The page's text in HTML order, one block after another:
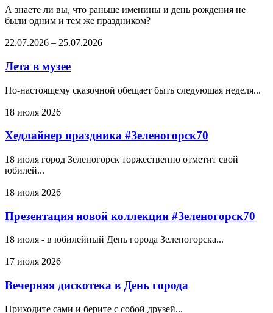
А знаете ли вы, что раньше именины и день рождения не
были одним и тем же праздником?
22.07.2026 – 25.07.2026
Лета в музее
По-настоящему сказочной обещает быть следующая неделя...
18 июля 2026
Хедлайнер праздника #Зеленогорск70
18 июля город Зеленогорск торжественно отметит свой
юбилей...
18 июля 2026
Презентация новой коллекции #Зеленогорск70
18 июля - в юбилейный День города Зеленогорска...
17 июля 2026
Вечерняя дискотека в День города
Приходите сами и берите с собой друзей...